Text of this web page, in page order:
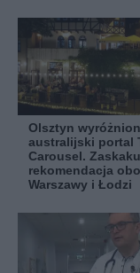
Olsztyn
australijski portal
Carousel.
rekomendacja
Warszawy i Łodzi